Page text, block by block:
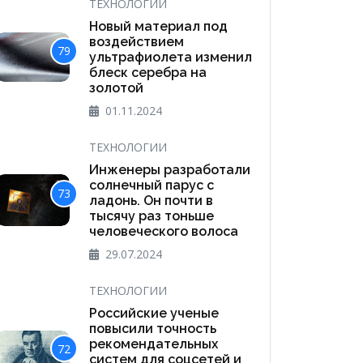
79
ТЕХНОЛОГИИ
Новый материал под
воздействием
ультрафиолета изменил
блеск серебра на
золотой
01.11.2024
73
ТЕХНОЛОГИИ
Инженеры разработали
солнечный парус с
ладонь. Он почти в
тысячу раз тоньше
человеческого волоса
29.07.2024
72
ТЕХНОЛОГИИ
Российские ученые
повысили точность
рекомендательных
систем для соцсетей и